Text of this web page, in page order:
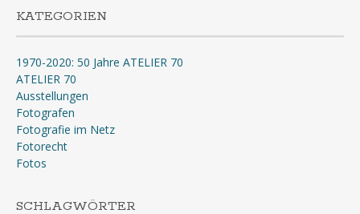
KATEGORIEN
1970-2020: 50 Jahre ATELIER 70
ATELIER 70
Ausstellungen
Fotografen
Fotografie im Netz
Fotorecht
Fotos
SCHLAGWÖRTER